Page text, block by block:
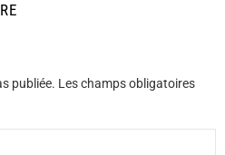
publiée. Les champs obligatoires